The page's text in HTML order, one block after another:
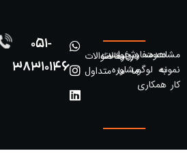
مشاهده
نمونه
کار
دعوت
به
همکاری
سفارش
لوگو
درخواست
مشاوره
درباره
ما
مقالات
ما
سوالات
متداول
051-
38310146